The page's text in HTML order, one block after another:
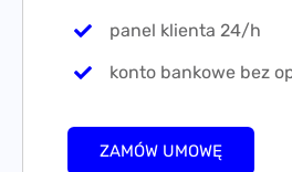
panel klienta 24/h
konto bankowe bez
ZAMÓW UMOWĘ